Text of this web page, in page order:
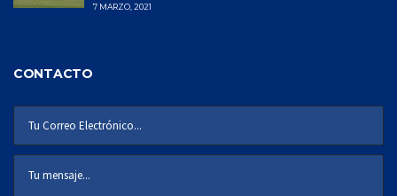
7 MARZO, 2021
CONTACTO